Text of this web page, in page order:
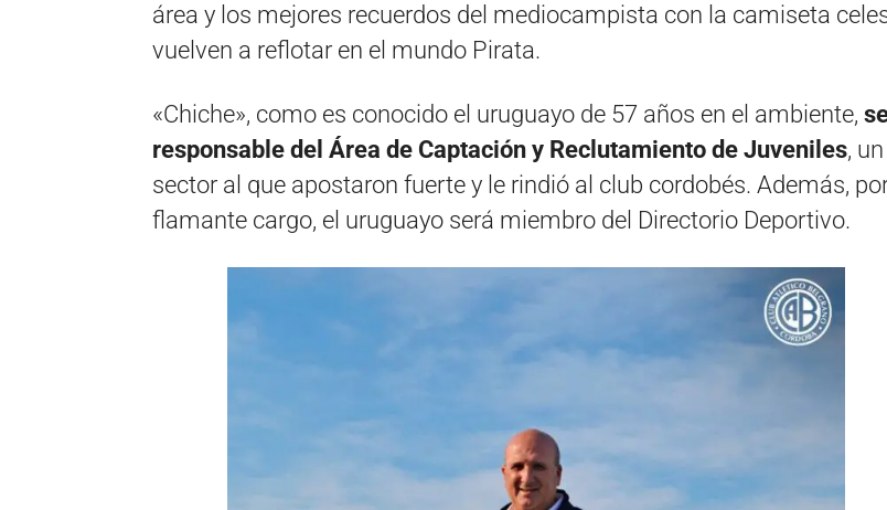
área y los mejores recuerdos del mediocampista con la camiseta
vuelven a reflotar en el mundo Pirata.
«Chiche», como es conocido el uruguayo de 57 años en el ambiente,
responsable del Área de Captación y Reclutamiento de Juveniles, un
sector al que apostaron fuerte y le rindió al club cordobés. Además,
flamante cargo, el uruguayo será miembro del Directorio Deportivo.